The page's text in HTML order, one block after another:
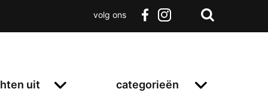
volg ons
uit categorieën
Zoeken
Terug